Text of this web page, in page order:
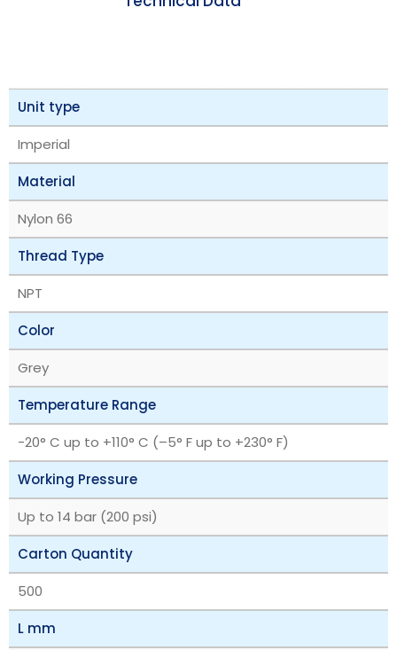
Unit type
Imperial
Material
Nylon 66
Thread Type
NPT
Color
Grey
Temperature Range
‎-20° C up to +110° C (–5° F up to +230° F)
Working Pressure
Up to 14 bar (200 psi)
Carton Quantity
500
L mm